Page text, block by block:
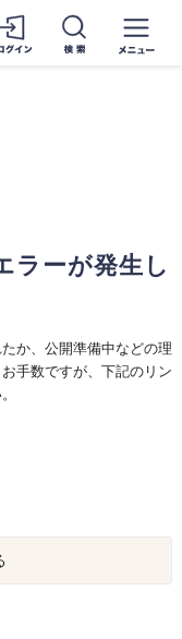
ラーが発生し
か、公開準備中などの理
手数ですが、下記のリン